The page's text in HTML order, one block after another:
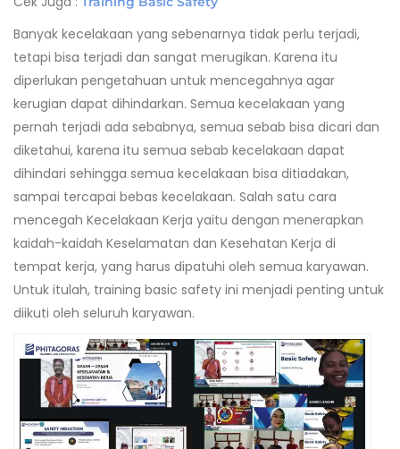
Banyak kecelakaan yang sebenarnya tidak perlu terjadi,
tetapi bisa terjadi dan sangat merugikan. Karena itu
diperlukan pengetahuan untuk mencegahnya agar
kerugian dapat dihindarkan. Semua kecelakaan yang
pernah terjadi ada sebabnya, semua sebab bisa dicari dan
diketahui, karena itu semua sebab kecelakaan dapat
dihindari sehingga semua kecelakaan bisa ditiadakan,
sampai tercapai bebas kecelakaan. Salah satu cara
mencegah Kecelakaan Kerja yaitu dengan menerapkan
kaidah-kaidah Keselamatan dan Kesehatan Kerja di
tempat kerja, yang harus dipatuhi oleh semua karyawan.
Untuk itulah, training basic safety ini menjadi penting untuk
diikuti oleh seluruh karyawan.